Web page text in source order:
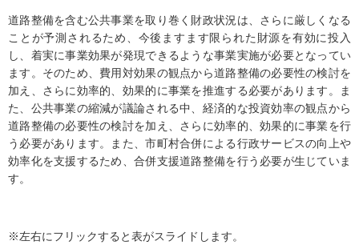
道路整備を含む公共事業を取り巻く財政状況は、さらに厳しくなる
ことが予測されるため、今後ますます限られた財源を有効に投入
し、着実に事業効果が発現できるような事業実施が必要となってい
ます。そのため、費用対効果の観点から道路整備の必要性の検討を
加え、さらに効率的、効果的に事業を推進する必要があります。ま
た、公共事業の縮減が議論される中、経済的な投資効率の観点から
道路整備の必要性の検討を加え、さらに効率的、効果的に事業を行
う必要があります。また、市町村合併による行政サービスの向上や
効率化を支援するため、合併支援道路整備を行う必要が生じていま
す。
※左右にフリックすると表がスライドします。